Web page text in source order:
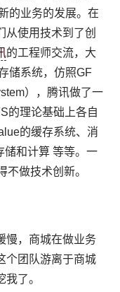
的业务的发展。在
从使用技术到了创
的工程师交流，大
储系统，仿照GF
），腾讯做了一
的理论基础上各自
的缓存系统、消
储和计算 等等。一
不做技术创新。
慢，商城在做业务
个团队游离于商城
了。